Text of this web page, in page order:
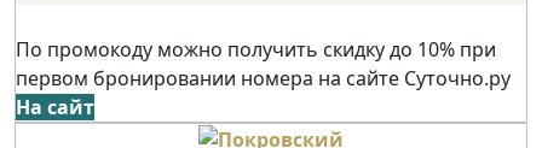
По промокоду можно получить скидку до 10% при
первом бронировании номера на сайте Суточно.ру
На сайт